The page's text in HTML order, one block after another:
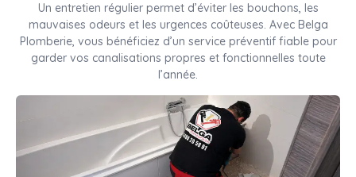
Un entretien régulier permet d’éviter les bouchons, les
mauvaises odeurs et les urgences coûteuses. Avec Belga
Plomberie, vous bénéficiez d’un service préventif fiable pour
garder vos canalisations propres et fonctionnelles toute
l’année.